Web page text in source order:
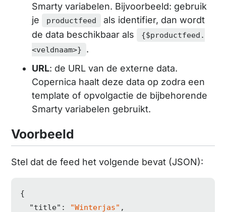
Smarty variabelen. Bijvoorbeeld: gebruik
je
productfeed
als identifier, dan wordt
de data beschikbaar als
{$productfeed.
<veldnaam>}
.
URL: de URL van de externe data.
Copernica haalt deze data op zodra een
template of opvolgactie de bijbehorende
Smarty variabelen gebruikt.
Voorbeeld
Stel dat de feed het volgende bevat (JSON):
{
"title" : "Winterjas" ,